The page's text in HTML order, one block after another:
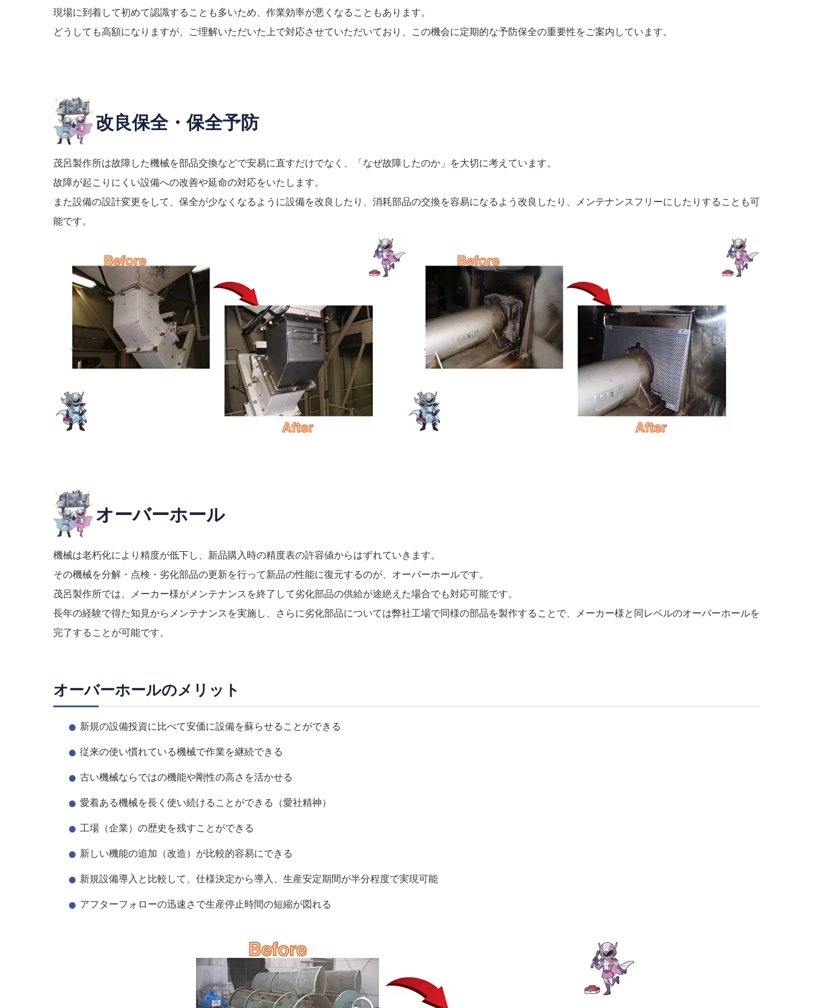
現場に到着して初めて認識することも多いため、作業効率が悪くなることもあります。
どうしても高額になりますが、ご理解いただいた上で対応させていただいており、この機会に定期的な予防保全の重要性をご案内しています。
改良保全・保全予防
茂呂製作所は故障した機械を部品交換などで安易に直すだけでなく、「なぜ故障したのか」を大切に考えています。
故障が起こりにくい設備への改善や延命の対応をいたします。
また設備の設計変更をして、保全が少なくなるように設備を改良したり、消耗部品の交換を容易になるよう改良したり、メンテナンスフリーにしたりすることも可
能です。
オーバーホール
機械は老朽化により精度が低下し、新品購入時の精度表の許容値からはずれていきます。
その機械を分解・点検・劣化部品の更新を行って新品の性能に復元するのが、オーバーホールです。
茂呂製作所では、メーカー様がメンテナンスを終了して劣化部品の供給が途絶えた場合でも対応可能です。
長年の経験で得た知見からメンテナンスを実施し、さらに劣化部品については弊社工場で同様の部品を製作することで、メーカー様と同レベルのオーバーホールを
完了することが可能です。
オーバーホールのメリット
新規の設備投資に比べて安価に設備を蘇らせることができる
従来の使い慣れている機械で作業を継続できる
古い機械ならではの機能や剛性の高さを活かせる
愛着ある機械を長く使い続けることができる（愛社精神）
工場（企業）の歴史を残すことができる
新しい機能の追加（改造）が比較的容易にできる
新規設備導入と比較して、仕様決定から導入、生産安定期間が半分程度で実現可能
アフターフォローの迅速さで生産停止時間の短縮が図れる